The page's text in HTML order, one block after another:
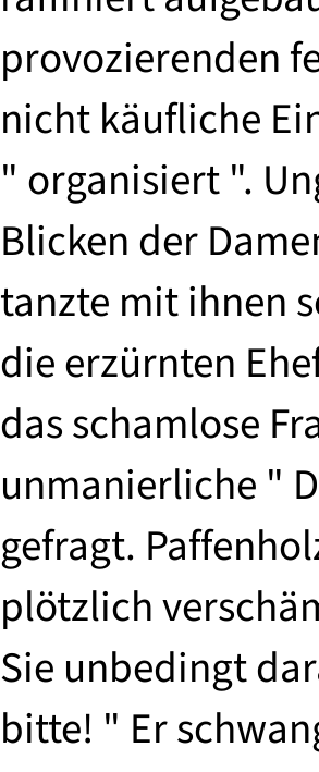
provozierenden
nicht käufliche
" organisiert ".
Blicken der
tanzte mit ihnen
die erzürnten
das schamlose
unmanierliche "
gefragt.
plötzlich
Sie unbedingt
bitte! " Er